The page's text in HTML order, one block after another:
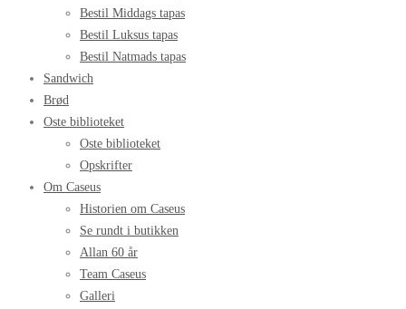
Bestil Middags tapas
Bestil Luksus tapas
Bestil Natmads tapas
Sandwich
Brød
Oste biblioteket
Oste biblioteket
Opskrifter
Om Caseus
Historien om Caseus
Se rundt i butikken
Allan 60 år
Team Caseus
Galleri